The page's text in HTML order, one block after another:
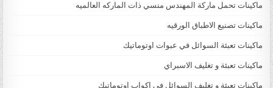
ماكينات تحمل ماركة المهندس منسي ذات الماركه العالميه
ماكينات تصنيع الاطباق الورقيه
ماكينات تعبئة السوائل في عبوات اوتوماتيك
ماكينات تعبئة و تغليف الاسبراي
ماكينات تعبئة و تغليف السوائل في اكواب اوتوماتيك